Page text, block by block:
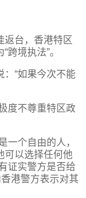
返台，香港特区
境执法”。
“如果今次不能
度不尊重特区政
一个自由的人，
可以选择任何他
证实警方是否给
港警方表示对其